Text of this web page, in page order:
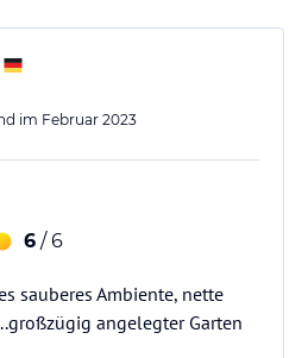
im Februar 2023
6 / 6
sauberes Ambiente, nette
angelegter Garten